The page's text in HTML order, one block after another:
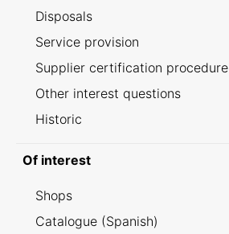
Disposals
Service provision
Supplier certification procedure
Other interest questions
Historic
Of interest
Shops
Catalogue (Spanish)